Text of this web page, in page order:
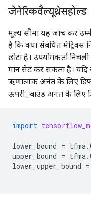
जेनेरिकवैल्यूथ्रेसहोल्ड
मूल्य सीमा यह जांच कर
है कि क्या संबंधित मेट्रिक्स
छोटा है। उपयोगकर्ता
मान सेट कर सकता है। यदि
ऋणात्मक अनंत के लिए
ऊपरी_बाउंड अनंत के लिए
import
lower_bound = tfma.
upper_bound = tfma.
lower_upper_bound =